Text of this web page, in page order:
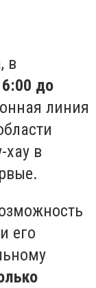
в
до
линия
хау в
его